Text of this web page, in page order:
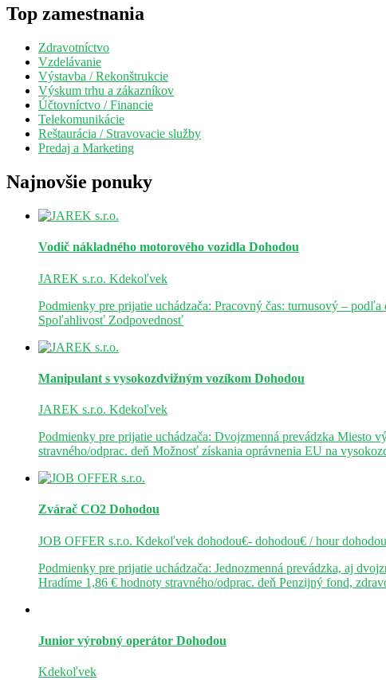
Top zamestnania
Zdravotníctvo
Vzdelávanie
Výstavba / Rekonštrukcie
Výskum trhu a zákazníkov
Účtovníctvo / Financie
Telekomunikácie
Reštaurácia / Stravovacie služby
Predaj a Marketing
Najnovšie ponuky
Vodič nákladného motorového vozidla Dohodou
JAREK s.r.o. Kdekoľvek
Podmienky pre prijatie uchádzača: Pracovný čas: turnusový –
Spoľahlivosť Zodpovednosť
Manipulant s vysokozdvižným vozíkom Dohodou
JAREK s.r.o. Kdekoľvek
Podmienky pre prijatie uchádzača: Dvojzmenná prevádzka Miesto
stravného/odprac. deň Možnosť získania oprávnenia EU na
Zvárač CO2 Dohodou
JOB OFFER s.r.o. Kdekoľvek dohodou€- dohodou€ / hour
Podmienky pre prijatie uchádzača: Jednozmenná prevádzka, aj
Hradíme 1,86 € hodnoty stravného/odprac. deň Penzijný fond,
Junior výrobný operátor Dohodou
Kdekoľvek